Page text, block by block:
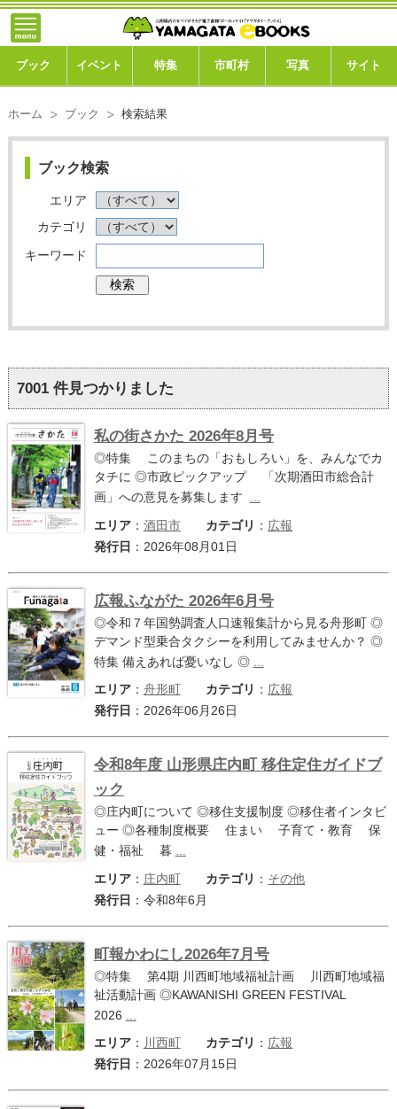
ブック イベント 特集 市町村 写真 サイト
ホーム ブック 検索結果
ブック検索
エリア
カテゴリ
キーワード
7001件見つかりました
私の街さかた 2026年8月号
◎特集 このまちの「おもしろい」を、みんなでカ
タチに ◎市政ピックアップ 「次期酒田市総合計
画」への意見を募集します ...
エリア： 酒田市 カテゴリ ： 広報
発行日 ：2026年08月01日
広報ふながた 2026年6月号
◎令和７年国勢調査人口速報集計から見る舟形町 ◎
デマンド型乗合タクシーを利用してみませんか？ ◎
特集 備えあれば憂いなし ◎
エリア： 舟形町 カテゴリ ： 広報
発行日 ：2026年06月26日
令和8年度 山形県庄内町 移住定住ガイドブ
ック
◎庄内町について ◎移住支援制度 ◎移住者インタビ
ュー ◎各種制度概要 住まい 子育て・教育 保
健・福祉 暮 ...
エリア： 庄内町 カテゴリ ： その他
発行日 ：令和8年6月
町報かわにし2026年7月号
◎特集 第4期 川西町地域福祉計画 川西町地域福
祉活動計画 ◎KAWANISHI GREEN FESTIVAL
2026
エリア： 川西町 カテゴリ ： 広報
発行日 ：2026年07月15日
トップ
ブック
特集
市町村
写真ギャラリー
このサイトについて
よくある質問
サイトマップ
お問い合わせ
掲載の方法
個人情報保護方針
動作環境
リンク集